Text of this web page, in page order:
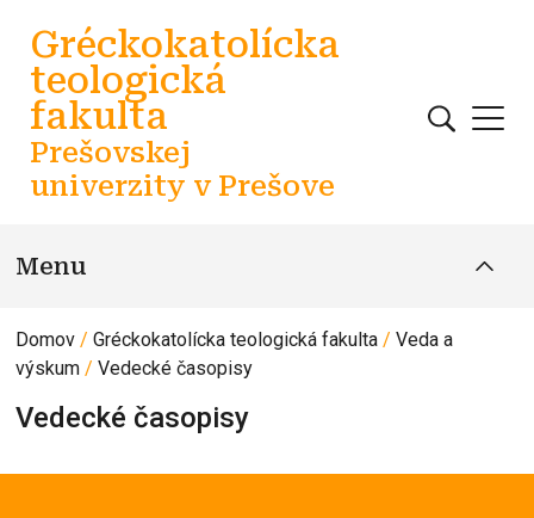
Gréckokatolícka
teologická
fakulta
Prešovskej
univerzity v Prešove
Menu
Domov Gréckokatolícka teologická fakulta
Veda a
výskum
Vedecké časopisy
Vedecké časopisy